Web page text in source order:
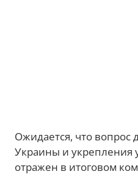
Ожидается, что
Украины и укрепления
отражен в итоговом